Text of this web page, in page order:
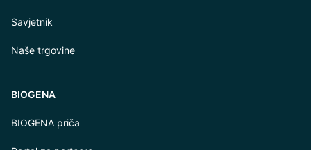
Savjetnik
Naše trgovine
BIOGENA
BIOGENA priča